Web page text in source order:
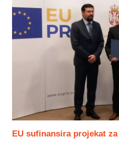
EU sufinansira projekat